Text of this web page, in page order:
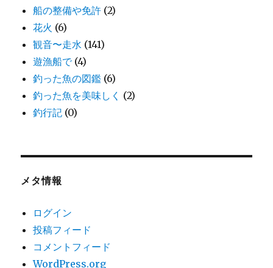
船の整備や免許 (2)
花火 (6)
観音〜走水 (141)
遊漁船で(4)
釣った魚の図鑑 (6)
釣った魚を美味しく (2)
釣行記 (0)
メタ情報
ログイン
投稿フィード
コメントフィード
WordPress.org